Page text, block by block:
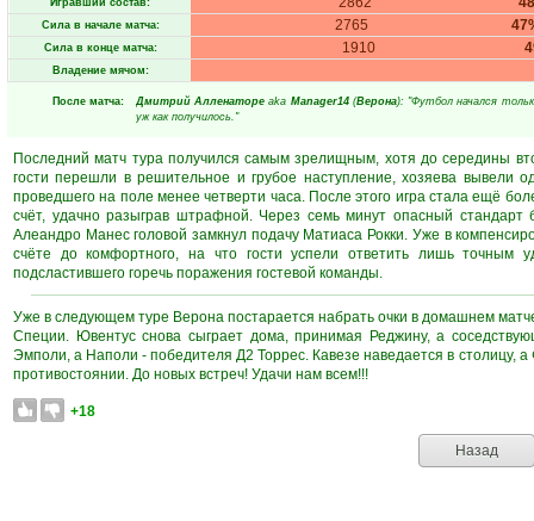
Игравший состав:
Сила в начале матча: 2765
Сила в конце матча: 1910
Владение мячом:
После матча: Дмитрий Алленаторе aka Manager14 (Верона): "Футбол начался
уж как получилось."
Последний матч тура получился самым зрелищным, хотя до середины
гости перешли в решительное и грубое наступление, хозяева вывели
проведшего на поле менее четверти часа. После этого игра стала ещё
счёт, удачно разыграв штрафной. Через семь минут опасный
Алеандро Манес головой замкнул подачу Матиаса Рокки. Уже в
счёте до комфортного, на что гости успели ответить лишь
подсластившего горечь поражения гостевой команды.
Уже в следующем туре Верона постарается набрать очки в домашнем
Специи. Ювентус снова сыграет дома, принимая Реджину, а
Эмполи, а Наполи - победителя Д2 Торрес. Кавезе наведается в столицу,
противостоянии. До новых встреч! Удачи нам всем!!!
+18
Назад